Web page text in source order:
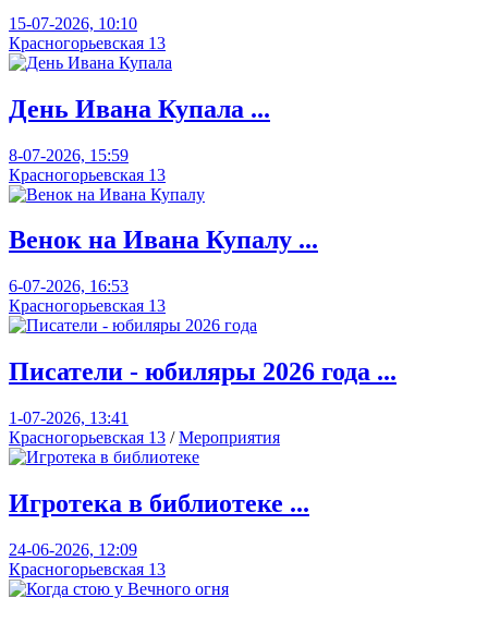
15-07-2026, 10:10
Красногорьевская 13
День Ивана Купала ...
8-07-2026, 15:59
Красногорьевская 13
Венок на Ивана Купалу ...
6-07-2026, 16:53
Красногорьевская 13
Писатели - юбиляры 2026 года ...
1-07-2026, 13:41
Красногорьевская 13 /Мероприятия
Игротека в библиотеке ...
24-06-2026, 12:09
Красногорьевская 13